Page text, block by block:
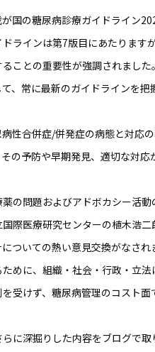
国の糖尿病診療ガイドライン
ラインは第7版目にあたります
ことの重要性が強調されまし
、常に最新のガイドラインを
性合併症/併発症の病態と対応
の予防や早期発見、適切な対
の問題およびアドボカシー活
際医療研究センターの植木浩
ついての熱い意見交換がなされ
めに、組織・社会・行政・立
受けず、糖尿病管理のコスト
に深掘りした内容をブログで